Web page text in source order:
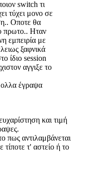
switch τι
τύχει μονο σε
Οποτε θα
πρωτο.. Ηταν
εμπειρία με
ξαφνικά
ίδιο session
αγγιξε το
έγραψα
και τιμή
πως αντιλαμβάνεται
τίποτε τ' αστείο ή το